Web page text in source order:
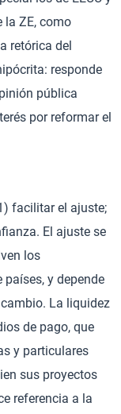
la ZE, como
retórica del
responde
pública
por reformar el
facilitar el ajuste;
El ajuste se
los
y depende
La liquidez
de pago, que
y particulares
sus proyectos
referencia a la